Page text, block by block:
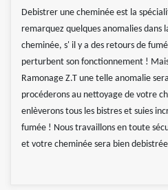
Debistrer une cheminée est la
remarquez quelques anomalies dans
cheminée, s' il y a des retours de
perturbent son fonctionnement !
Ramonage Z.T une telle anomalie
procéderons au nettoyage de votre
enlèverons tous les bistres et suies
fumée ! Nous travaillons en toute
et votre cheminée sera bien